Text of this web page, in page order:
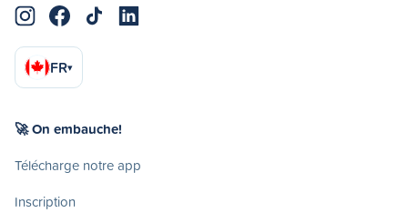
FR▾
🚀 On embauche!
Télécharge notre app
Inscription